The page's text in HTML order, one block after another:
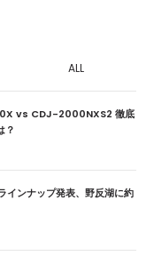
ALL
vs CDJ-2000NXS2 徹底
？
インナップ発表、野反湖に約